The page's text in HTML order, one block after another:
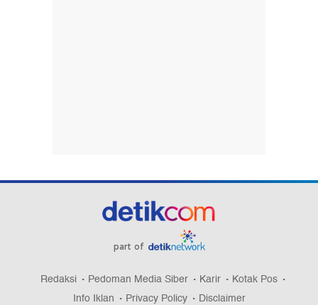
part of
Redaksi Pedoman Media Siber Karir
Kotak Pos
Info Iklan
Privacy Policy Disclaimer